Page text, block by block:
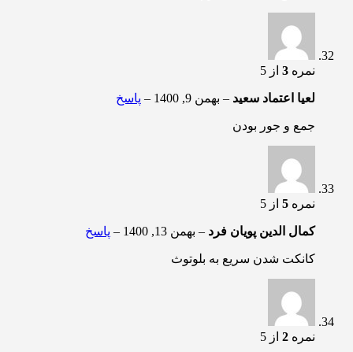
نمره 3 از 5
لعیا اعتماد سعید – بهمن 9, 1400 – پاسخ
جمع و جور بودن
نمره 5 از 5
کمال الدین پویان فرد – بهمن 13, 1400 – پاسخ
کانکت شدن سریع به بلوتوث
نمره 2 از 5